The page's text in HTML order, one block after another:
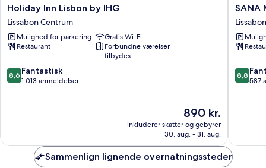
Holiday
Inn
Lisbon
by
IHG
Centrum
Holiday Inn Lisbon by IHG
Lissabon Centrum
Mulighed for parkering
Gratis Wi-Fi
Restaurant
Forbundne værelser
tilbydes
8.6
ud
8,6 Fantastisk
1.013 anmeldelser
Prisen
890 kr.
890 kr.
inkluderer skatter og gebyrer
30. aug. - 31. aug.
SANA
Hotel
Lissabon
SANA
8.8
ud
8,8
587
Sammenlign lignende overnatningssteder